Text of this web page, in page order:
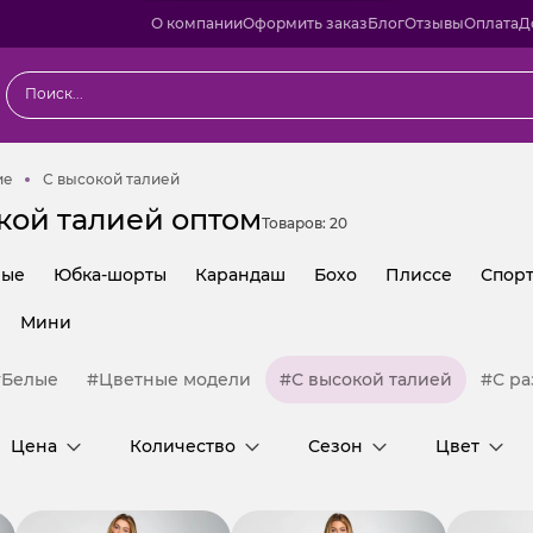
О компанииОформить заказБлогОтзывыОплата
Классические
С высокой талиейС высокой талией
талией оптомТоваров: 20
Юбка-шорты Карандаш Бохо Плиссе
Мини
#Цветные модели #С высокой талией #С
Цена Количество Сезон Цвет